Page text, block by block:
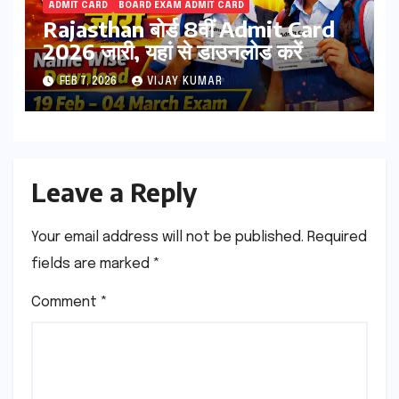
ADMIT CARD BOARD EXAM ADMIT CARD
Rajasthan बोर्ड 8वीं Admit Card
2026 जारी, यहां से डाउनलोड करें
FEB 7, 2026 VIJAY KUMAR
Leave a Reply
Your email address will not be published. Required
fields are marked *
Comment *